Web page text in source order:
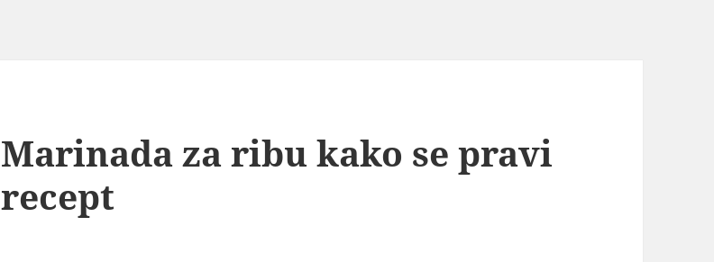
Marinada za ribu kako se pravi
recept